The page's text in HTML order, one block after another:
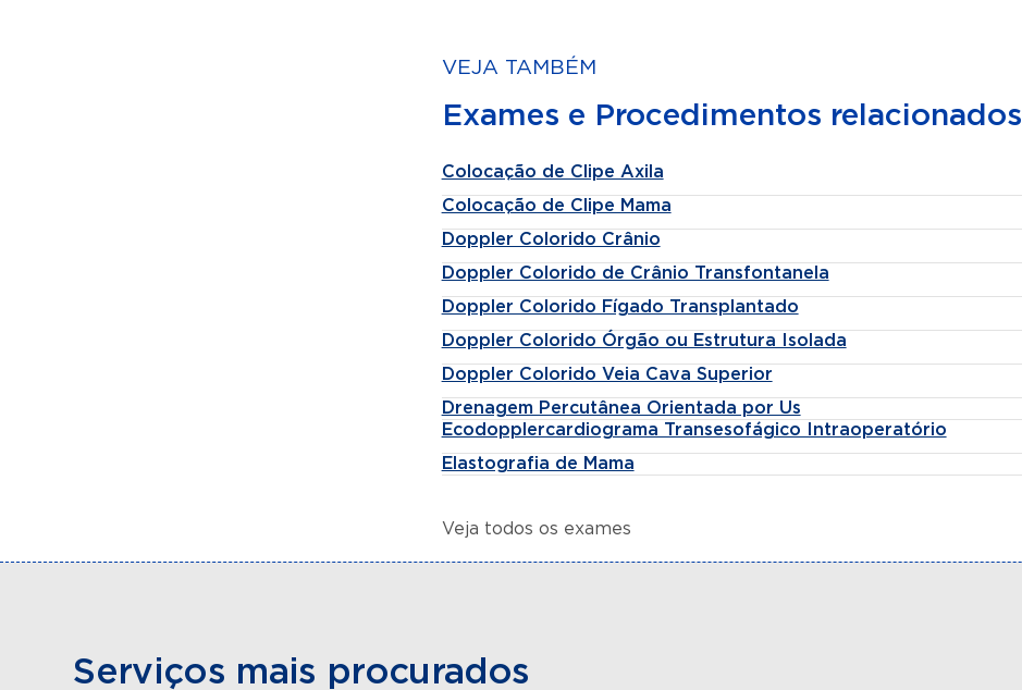
VEJA TAMBÉM
Exames e Procedimentos relacionados
Colocação de Clipe Axila
Colocação de Clipe Mama
Doppler Colorido Crânio
Doppler Colorido de Crânio Transfontanela
Doppler Colorido Fígado Transplantado
Doppler Colorido Órgão ou Estrutura Isolada
Doppler Colorido Veia Cava Superior
Drenagem Percutânea Orientada por Us
Ecodopplercardiograma Transesofágico Intraoperatório
Elastografia de Mama
Veja todos os exames
Serviços mais procurados